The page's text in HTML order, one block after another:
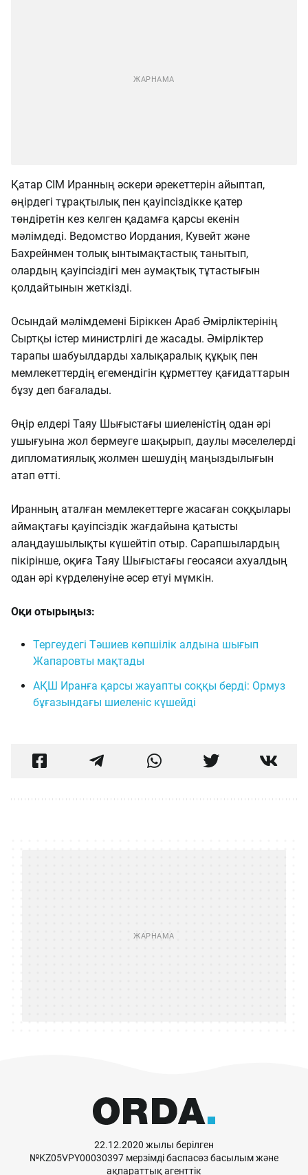
Қатар СІМ Иранның әскери әрекеттерін айыптап,
өңірдегі тұрақтылық пен қауіпсіздікке қатер
төндіретін кез келген қадамға қарсы екенін
мәлімдеді. Ведомство Иордания, Кувейт және
Бахрейнмен толық ынтымақтастық танытып,
олардың қауіпсіздігі мен аумақтық тұтастығын
қолдайтынын жеткізді.
Осындай мәлімдемені Біріккен Араб Әмірліктерінің
Сыртқы істер министрлігі де жасады. Әмірліктер
тарапы шабуылдарды халықаралық құқық пен
мемлекеттердің егемендігін құрметтеу қағидаттарын
бұзу деп бағалады.
Өңір елдері Таяу Шығыстағы шиеленістің одан әрі
ушығуына жол бермеуге шақырып, даулы мәселелерді
дипломатиялық жолмен шешудің маңыздылығын
атап өтті.
Иранның аталған мемлекеттерге жасаған соққылары
аймақтағы қауіпсіздік жағдайына қатысты
алаңдаушылықты күшейтіп отыр. Сарапшылардың
пікірінше, оқиға Таяу Шығыстағы геосаяси ахуалдың
одан әрі күрделенуіне әсер етуі мүмкін.
Оқи отырыңыз:
Тергеудегі Тәшиев көпшілік алдына шығып
Жапаровты мақтады
АҚШ Иранға қарсы жауапты соққы берді: Ормуз
бұғазындағы шиеленіс күшейді
22.12.2020 жылы берілген
№KZ05VPY00030397 мерзімді баспасөз басылым және
ақпараттық агенттік